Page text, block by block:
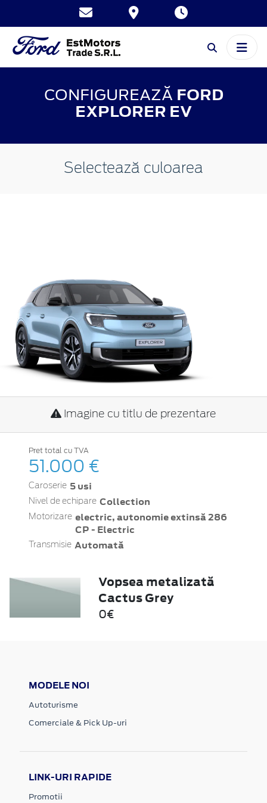
CONFIGUREAZĂ FORD
EXPLORER EV
Selectează culoarea
Imagine cu titlu de prezentare
Pret total cu TVA
51.000 €
Caroserie 5 usi
Nivel de echipare Collection
Motorizare electric, autonomie extinsă 286
CP - Electric
Transmisie Automată
Vopsea metalizată
Cactus Grey
0€
MODELE NOI
Autoturisme
Comerciale & Pick Up-uri
LINK-URI RAPIDE
Promotii